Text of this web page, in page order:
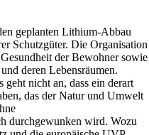
geplanten Lithium-Abbau
Schutzgüter. Die Organisation
der Bewohner sowie
deren Lebensräumen.
nicht an, dass ein derart
das der Natur und Umwelt
durchgewunken wird. Wozu